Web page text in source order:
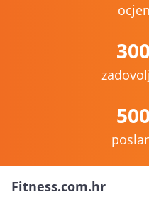
Fitness.com.hr